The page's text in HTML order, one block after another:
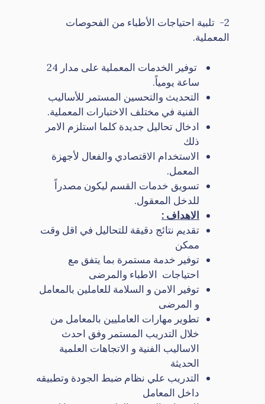
2- تلبية احتياجات الأطباء من الفحوصات
المعملية.
توفير الخدمات المعملية على مدار 24
ساعة يومياً.
التحديث والتحسين المستمر للأساليب
الفنية في مختلف الاختبارات المعملية.
ادخال تحاليل جديدة كلما استلزم الامر
ذلك
الاستخدام الاقتصادي والفعال لأجهزة
المعمل.
تسويق خدمات القسم ليكون مصدراً
للدخل المعقول.
الاهداف :
تقديم نتائج دقيقة للتحاليل في اقل وقت
ممكن
توفير خدمة مستمرة بما يتفق مع
احتياجات الاطباء والمرضى
توفير الامن و السلامة للعاملين بالمعامل
و المرضى
تطوير مهارات العامليين بالمعامل من
خلال التدريب المستمر وفق احدث
الاساليب الفنية و الاتجاهات العلمية
الحديثة
التدريب علي نظام ضبط الجودة وتطبيقه
داخل المعامل